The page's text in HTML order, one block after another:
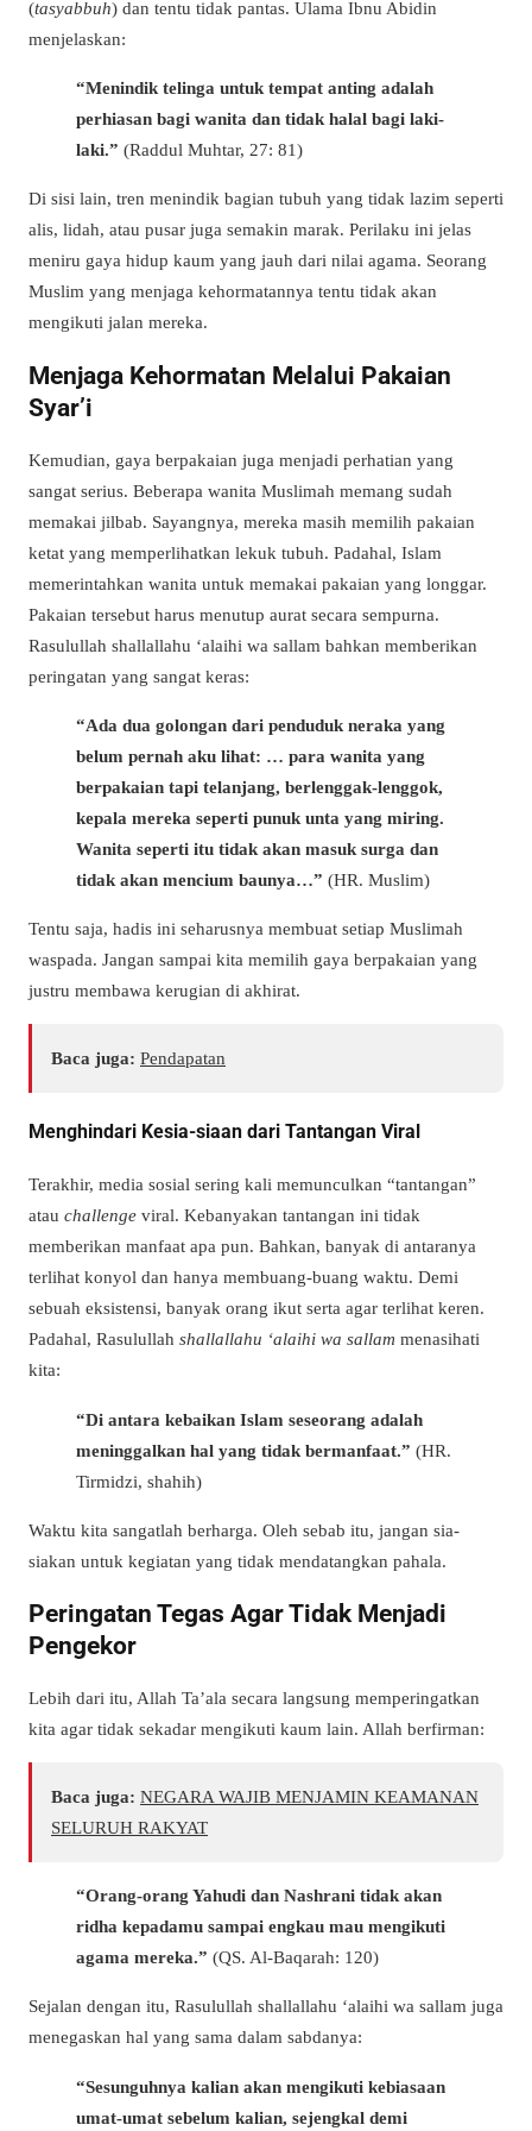
(tasyabbuh) dan tentu tidak pantas. Ulama Ibnu Abidin
menjelaskan:
“Menindik telinga untuk tempat anting adalah
perhiasan bagi wanita dan tidak halal bagi laki-
laki.” (Raddul Muhtar, 27: 81)
Di sisi lain, tren menindik bagian tubuh yang tidak lazim seperti
alis, lidah, atau pusar juga semakin marak. Perilaku ini jelas
meniru gaya hidup kaum yang jauh dari nilai agama. Seorang
Muslim yang menjaga kehormatannya tentu tidak akan
mengikuti jalan mereka.
Menjaga Kehormatan Melalui Pakaian
Syar’i
Kemudian, gaya berpakaian juga menjadi perhatian yang
sangat serius. Beberapa wanita Muslimah memang sudah
memakai jilbab. Sayangnya, mereka masih memilih pakaian
ketat yang memperlihatkan lekuk tubuh. Padahal, Islam
memerintahkan wanita untuk memakai pakaian yang longgar.
Pakaian tersebut harus menutup aurat secara sempurna.
Rasulullah shallallahu ‘alaihi wa sallam bahkan memberikan
peringatan yang sangat keras:
“Ada dua golongan dari penduduk neraka yang
belum pernah aku lihat: … para wanita yang
berpakaian tapi telanjang, berlenggak-lenggok,
kepala mereka seperti punuk unta yang miring.
Wanita seperti itu tidak akan masuk surga dan
tidak akan mencium baunya…” (HR. Muslim)
Tentu saja, hadis ini seharusnya membuat setiap Muslimah
waspada. Jangan sampai kita memilih gaya berpakaian yang
justru membawa kerugian di akhirat.
Baca juga: Pendapatan
Menghindari Kesia-siaan dari Tantangan Viral
Terakhir, media sosial sering kali memunculkan “tantangan”
atau challenge viral. Kebanyakan tantangan ini tidak
memberikan manfaat apa pun. Bahkan, banyak di antaranya
terlihat konyol dan hanya membuang-buang waktu. Demi
sebuah eksistensi, banyak orang ikut serta agar terlihat keren.
Padahal, Rasulullah shallallahu ‘alaihi wa sallam menasihati
kita:
“Di antara kebaikan Islam seseorang adalah
meninggalkan hal yang tidak bermanfaat.” (HR.
Tirmidzi, shahih)
Waktu kita sangatlah berharga. Oleh sebab itu, jangan sia-
siakan untuk kegiatan yang tidak mendatangkan pahala.
Peringatan Tegas Agar Tidak Menjadi
Pengekor
Lebih dari itu, Allah Ta’ala secara langsung memperingatkan
kita agar tidak sekadar mengikuti kaum lain. Allah berfirman:
Baca juga: NEGARA WAJIB MENJAMIN KEAMANAN
SELURUH RAKYAT
“Orang-orang Yahudi dan Nashrani tidak akan
ridha kepadamu sampai engkau mau mengikuti
agama mereka.” (QS. Al-Baqarah: 120)
Sejalan dengan itu, Rasulullah shallallahu ‘alaihi wa sallam juga
menegaskan hal yang sama dalam sabdanya:
“Sesunguhnya kalian akan mengikuti kebiasaan
umat-umat sebelum kalian, sejengkal demi